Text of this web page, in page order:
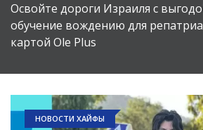
Освойте дороги Израиля с
обучение вождению для
картой Ole Plus
НОВОСТИ ХАЙФЫ